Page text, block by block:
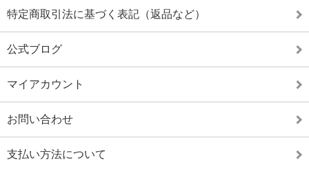
特定商取引法に基づく表記（返品など）
公式ブログ
マイアカウント
お問い合わせ
支払い方法について